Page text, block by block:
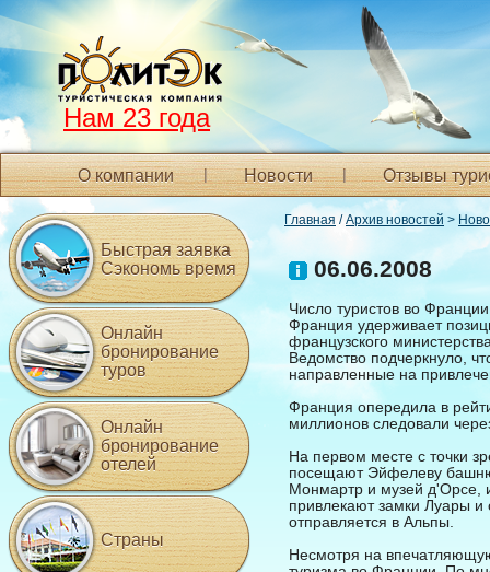
Нам 23 года
О компании Новости Отзывы
Главная /Архив новостей >
06.06.2008
Число туристов во
Франция удерживает
французского
Ведомство подчеркнуло,
направленные на
Франция опередила в
миллионов следовали
На первом месте с точки
посещают Эйфелеву
Монмартр и музей д'Орсе,
привлекают замки Луары
отправляется в Альпы.
Несмотря на
Быстрая заявка
Сэкономь время
Онлайн
бронирование
туров
Онлайн
бронирование
отелей
Страны